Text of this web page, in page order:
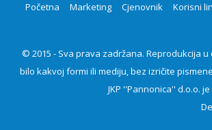
Početna Marketing Cjenovnik Korisni
© 2015 - Sva prava zadržana. Reprodukcija u
bilo kakvoj formi ili mediju, bez izričite
JKP ''Pannonica'' d.o.o.